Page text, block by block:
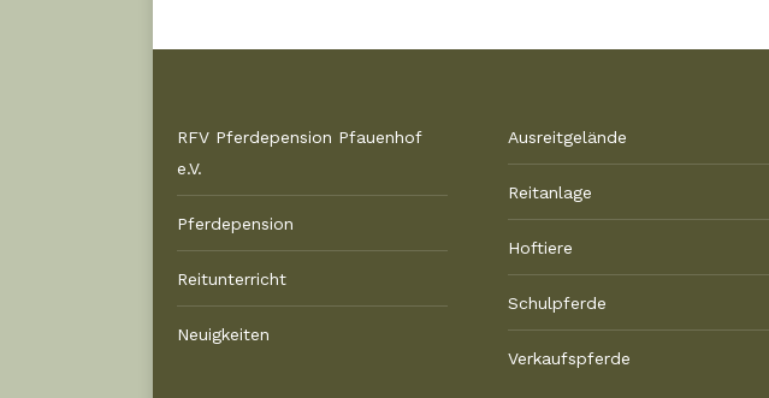
RFV Pferdepension Pfauenhof
e.V.
Pferdepension
Reitunterricht
Neuigkeiten
Ausreitgelände
Reitanlage
Hoftiere
Schulpferde
Verkaufspferde